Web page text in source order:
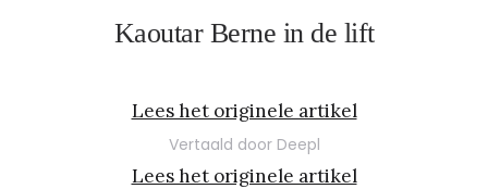
Kaoutar Berne in de lift
Lees het originele artikel
Vertaald door Deepl
Lees het originele artikel